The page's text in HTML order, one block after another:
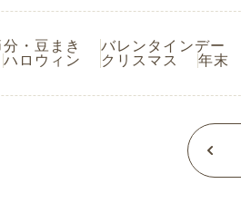
分・豆まき バレンタインデー
ハロウィン クリスマス 年末